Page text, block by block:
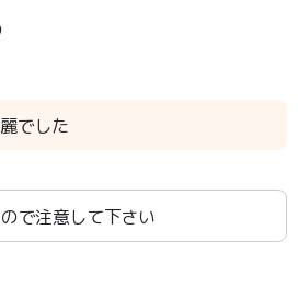
でした
で注意して下さい